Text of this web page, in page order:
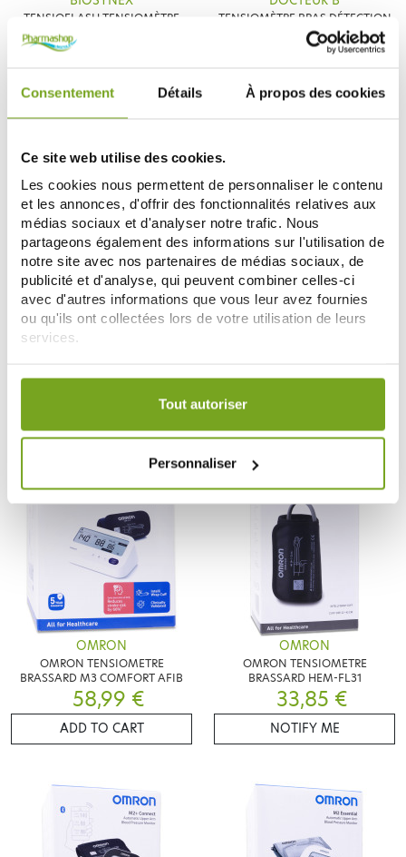
Consentement Détails À propos des cookies
Ce site web utilise des cookies.
Les cookies nous permettent de personnaliser le contenu
et les annonces, d'offrir des fonctionnalités relatives aux
médias sociaux et d'analyser notre trafic. Nous
partageons également des informations sur l'utilisation de
notre site avec nos partenaires de médias sociaux, de
publicité et d'analyse, qui peuvent combiner celles-ci
avec d'autres informations que vous leur avez fournies
ou qu'ils ont collectées lors de votre utilisation de leurs
services.
Votre choix de consentement est conservé pendant une
Tout autoriser
Personnaliser
TENSIOFLASH TENSIOMÈTRE
BRAS BIOSYNEX
59,99 €
TENSIOMÈTRE BRAS DÉTECTION
ARYTHMIE DOCTEUR B
20,72 €
-15%
DOCTEUR B
TENSIOMÈTRE POIGNET
19,90 € 16,91 €
BRAUN
35,75 €
OMRON
OMRON TENSIOMETRE
BRASSARD M3 COMFORT AFIB
58,99 €
ADD TO CART
OMRON
OMRON TENSIOMETRE
BRASSARD HEM-FL31
33,85 €
NOTIFY ME